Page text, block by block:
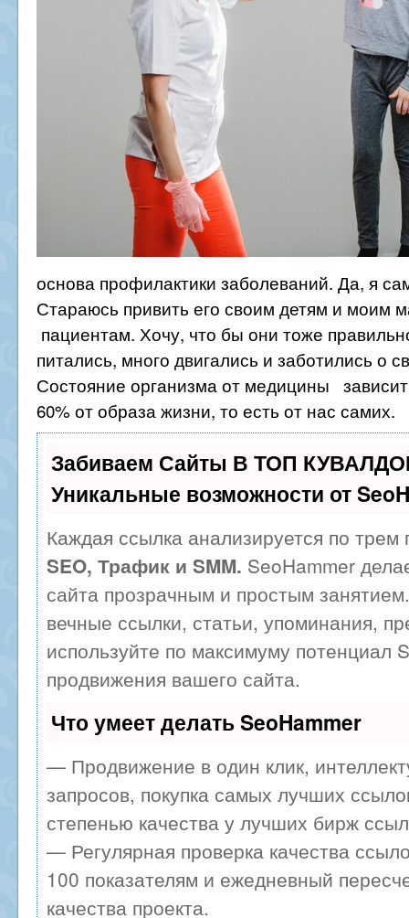
основа профилактики заболеваний. Да, я
Стараюсь привить его своим детям и моим
пациентам. Хочу, что бы они тоже
питались, много двигались и заботились о
Состояние организма от медицины
60% от образа жизни, то есть от нас самих.
Забиваем Сайты В ТОП
Уникальные возможности от
Каждая ссылка анализируется по трем
SEO, Трафик и SMM. SeoHammer
сайта прозрачным и простым
вечные ссылки, статьи, упоминания,
используйте по максимуму потенциал
продвижения вашего сайта.
Что умеет делать SeoHammer
— Продвижение в один клик,
запросов, покупка самых лучших
степенью качества у лучших бирж
— Регулярная проверка качества
100 показателям и ежедневный
качества проекта.